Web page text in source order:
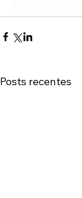
Posts recentes